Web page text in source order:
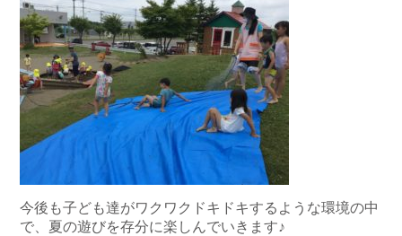
今後も子ども達がワクワクドキドキするような環境の中
で、夏の遊びを存分に楽しんでいきます♪